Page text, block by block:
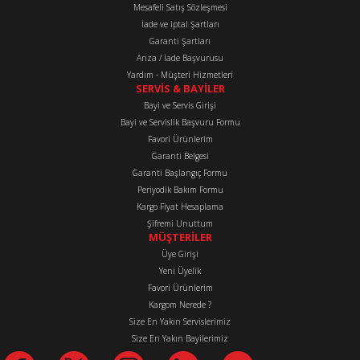
Ürün fiyatı diğer sitelerden daha pahalı.
Bu ürüne benzer farklı alternatifler olmalı.
Gönder
Mesafeli Satış Sözleşmesi
İade ve iptal Şartları
Garanti Şartları
Arıza / İade Başvurusu
Yardım - Müşteri Hizmetleri
SERVİS & BAYİLER
Bayi ve Servis Girişi
Bayi ve Servislik Başvuru Formu
Favori Ürünlerim
Garanti Belgesi
Garanti Başlangıç Formu
Periyodik Bakım Formu
Kargo Fiyat Hesaplama
Şifremi Unuttum
MÜŞTERİLER
Üye Girişi
Yeni Üyelik
Favori Ürünlerim
Kargom Nerede ?
Size En Yakın Servislerimiz
Size En Yakın Bayilerimiz